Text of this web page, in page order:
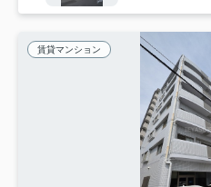
賃貸マンション